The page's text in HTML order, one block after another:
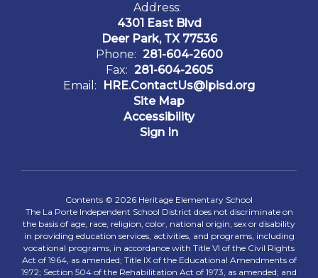
Address:
4301 East Blvd
Deer Park, TX 77536
Phone: 281-604-2600
Fax: 281-604-2605
Email:
HRE.ContactUs@lpisd.org
Site Map
Accessibility
Sign In
Contents © 2026 Heritage Elementary School
The La Porte Independent School District does not discriminate on
the basis of age, race, religion, color, national origin, sex or disability
in providing education services, activities, and programs, including
vocational programs, in accordance with Title VI of the Civil Rights
Act of 1964, as amended; Title IX of the Educational Amendments of
1972; Section 504 of the Rehabilitation Act of 1973, as amended; and